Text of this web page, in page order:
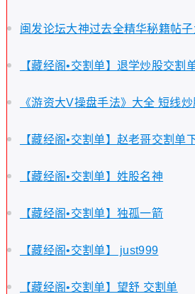
闽发论坛大神过去全精华秘籍帖
【藏经阁•交割单】退学炒股交割
《游资大V操盘手法》大全 短线
【藏经阁•交割单】赵老哥交割单
【藏经阁•交割单】姓股名神
【藏经阁•交割单】独孤一箭
【藏经阁•交割单】 just999
【藏经阁•交割单】望舒 交割单